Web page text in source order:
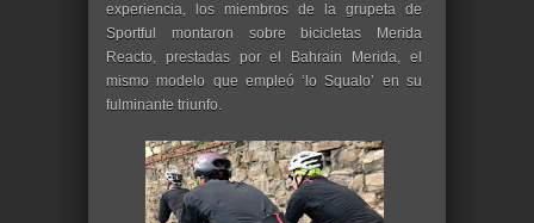
experiencia, los miembros de la grupeta de
Sportful montaron sobre bicicletas Merida
Reacto, prestadas por el Bahrain Merida, el
mismo modelo que empleó ʻlo Squaloʼ en su
fulminante triunfo.